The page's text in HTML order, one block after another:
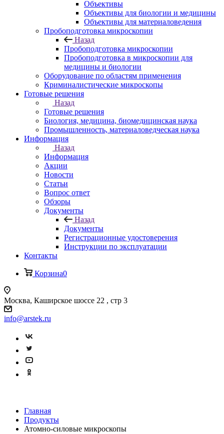
Объективы
Объективы для биологии и медицины
Объективы для материаловедения
Пробоподготовка микроскопии
Назад
Пробоподготовка микроскопии
Пробоподготовка в микроскопии для
медицины и биологии
Оборудование по областям применения
Криминалистические микроскопы
Готовые решения
Назад
Готовые решения
Биология, медицина, биомедицинская наука
Промышленность, материаловедческая наука
Информация
Назад
Информация
Акции
Новости
Статьи
Вопрос ответ
Обзоры
Документы
Назад
Документы
Регистрационные удостоверения
Инструкции по эксплуатации
Контакты
Корзина0
Москва, Каширское шоссе 22 , стр 3
info@arstek.ru
Главная
Продукты
Атомно-силовые микроскопы